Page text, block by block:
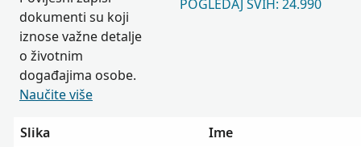
dokumenti su koji
iznose važne detalje
o životnim
događajima osobe.
Naučite više
POGLEDAJ SVIH: 24.990
Slika
Ime